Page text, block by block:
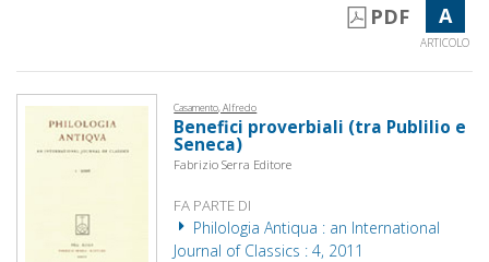
PDF A
ARTICOLO
Casamento, Alfredo
Benefici proverbiali (tra Publilio e
Seneca)
Fabrizio Serra Editore
FA PARTE DI
Philologia Antiqua : an International
Journal of Classics : 4, 2011